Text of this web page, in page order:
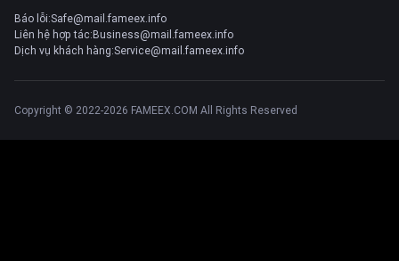
Báo lỗi:Safe@mail.fameex.info
Liên hệ hợp tác:Business@mail.fameex.info
Dịch vụ khách hàng:Service@mail.fameex.info
Copyright © 2022-2026 FAMEEX.COM All Rights Reserved